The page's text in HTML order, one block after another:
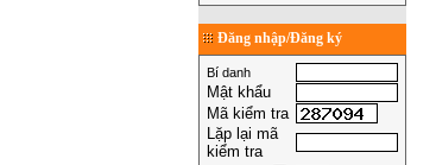
Đăng nhập/Đăng ký
Bí danh
Mật khẩu
Mã kiểm tra
Lặp lại mã
kiểm tra